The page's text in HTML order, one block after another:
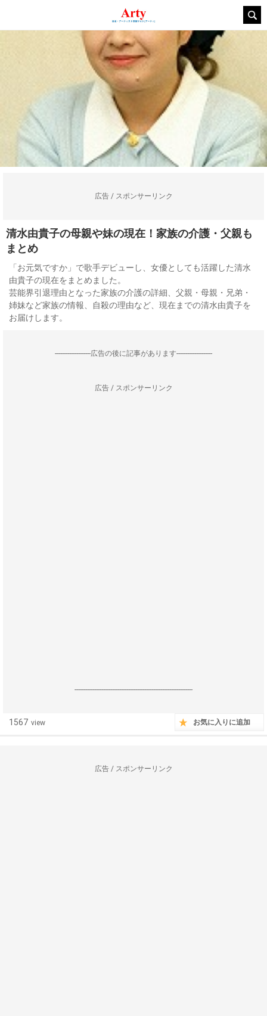
広告 / スポンサーリンク
清水由貴子の母親や妹の現在！家族の介護・父親も
まとめ
「お元気ですか」で歌手デビューし、女優としても活躍した清水
由貴子の現在をまとめました。
芸能界引退理由となった家族の介護の詳細、父親・母親・兄弟・
姉妹など家族の情報、自殺の理由など、現在までの清水由貴子を
お届けします。
--------------------広告の後に記事があります--------------------
広告 / スポンサーリンク
------------------------------------------------------------------
1567 view お気に入りに追加
広告 / スポンサーリンク